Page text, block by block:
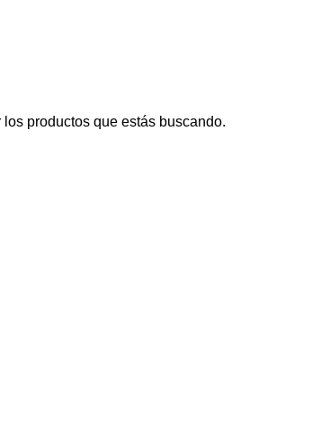
productos que estás buscando.